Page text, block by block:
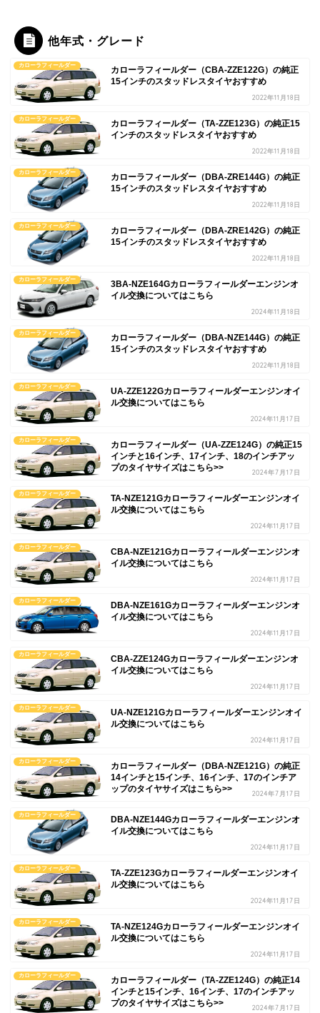
他年式・グレード
カローラフィールダー
カローラフィールダー（CBA-ZZE122G）の純正
15インチのスタッドレスタイヤおすすめ
2022年11月18日
カローラフィールダー
カローラフィールダー（TA-ZZE123G）の純正15
インチのスタッドレスタイヤおすすめ
2022年11月18日
カローラフィールダー
カローラフィールダー（DBA-ZRE144G）の純正
15インチのスタッドレスタイヤおすすめ
2022年11月18日
カローラフィールダー
カローラフィールダー（DBA-ZRE142G）の純正
15インチのスタッドレスタイヤおすすめ
2022年11月18日
カローラフィールダー
3BA-NZE164Gカローラフィールダーエンジンオ
イル交換についてはこちら
2024年11月18日
カローラフィールダー
カローラフィールダー（DBA-NZE144G）の純正
15インチのスタッドレスタイヤおすすめ
2022年11月18日
カローラフィールダー
UA-ZZE122Gカローラフィールダーエンジンオイ
ル交換についてはこちら
2024年11月17日
カローラフィールダー
カローラフィールダー（UA-ZZE124G）の純正15
インチと16インチ、17インチ、18のインチアッ
プのタイヤサイズはこちら>>
2024年7月17日
カローラフィールダー
TA-NZE121Gカローラフィールダーエンジンオイ
ル交換についてはこちら
2024年11月17日
カローラフィールダー
CBA-NZE121Gカローラフィールダーエンジンオ
イル交換についてはこちら
2024年11月17日
カローラフィールダー
DBA-NZE161Gカローラフィールダーエンジンオ
イル交換についてはこちら
2024年11月17日
カローラフィールダー
CBA-ZZE124Gカローラフィールダーエンジンオ
イル交換についてはこちら
2024年11月17日
カローラフィールダー
UA-NZE121Gカローラフィールダーエンジンオイ
ル交換についてはこちら
2024年11月17日
カローラフィールダー
カローラフィールダー（DBA-NZE121G）の純正
14インチと15インチ、16インチ、17のインチア
ップのタイヤサイズはこちら>>
2024年7月17日
カローラフィールダー
DBA-NZE144Gカローラフィールダーエンジンオ
イル交換についてはこちら
2024年11月17日
カローラフィールダー
TA-ZZE123Gカローラフィールダーエンジンオイ
ル交換についてはこちら
2024年11月17日
カローラフィールダー
TA-NZE124Gカローラフィールダーエンジンオイ
ル交換についてはこちら
2024年11月17日
カローラフィールダー
カローラフィールダー（TA-ZZE124G）の純正14
インチと15インチ、16インチ、17のインチアッ
プのタイヤサイズはこちら>>
2024年7月17日